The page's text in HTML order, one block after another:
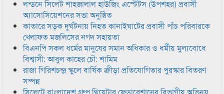
লন্ডনে সিলেট শাহজালাল হাউজিং এস্টেটস (উপশহর) প্রবাসী
অ্যাসোসিয়েশনের সভা অনুষ্ঠিত
কাতারে সড়ক দুর্ঘটনায় নিহত কানাইঘাটের প্রবাসী পাঁচ পরিবারকে
খেলাফত মজলিসের নগদ সহায়তা
বিএনপি সকল ধর্মের মানুষের সমান অধিকার ও ধর্মীয় মুল্যবোধে
বিশ্বাসী: আবুল কাহের চৌ: শামিম
রাজা গিরিশচন্দ্র স্কুলে বার্ষিক ক্রীড়া প্রতিযোগিতার পুরস্কার বিতরণ
সম্পন্ন